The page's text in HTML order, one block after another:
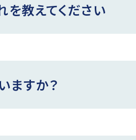
教えてください
ますか？